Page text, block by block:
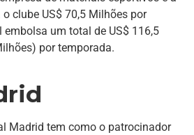
clube US$ 70,5 Milhões por
embolsa um total de US$ 116,5
por temporada.
Madrid tem como o patrocinador